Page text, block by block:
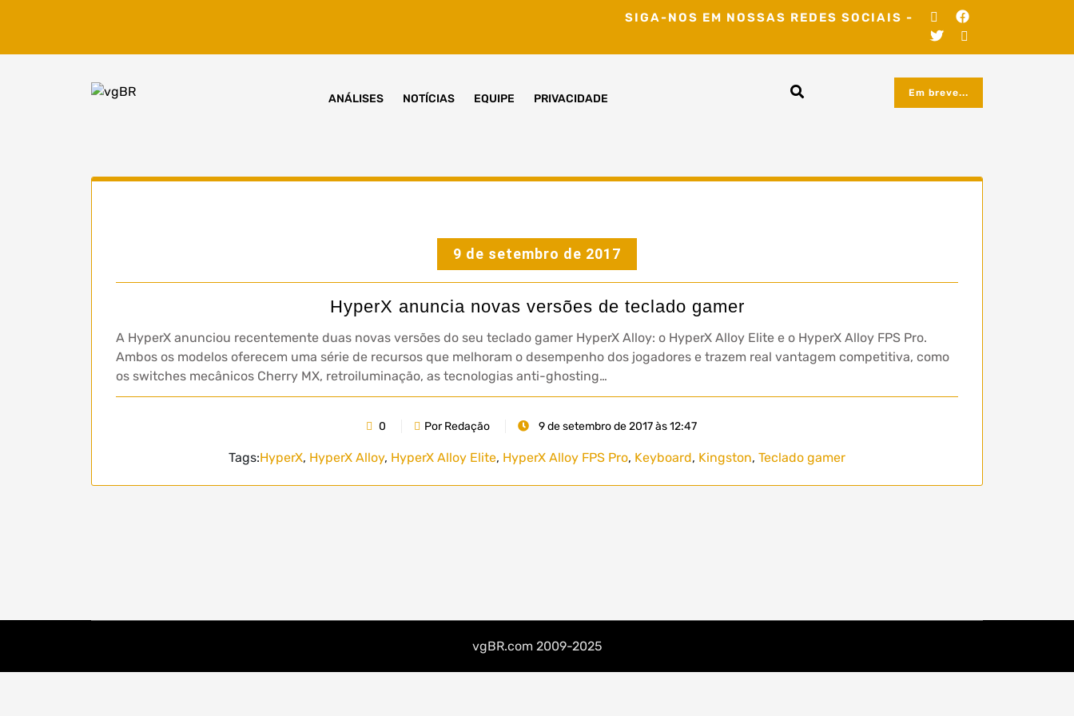
SIGA-NOS EM NOSSAS REDES SOCIAIS -
ANÁLISES NOTÍCIAS EQUIPE PRIVACIDADE Em breve...
9 de setembro de 2017
HyperX anuncia novas versões de teclado gamer
A HyperX anunciou recentemente duas novas versões do seu teclado gamer HyperX Alloy: o HyperX Alloy Elite e o HyperX Alloy FPS Pro.
Ambos os modelos oferecem uma série de recursos que melhoram o desempenho dos jogadores e trazem real vantagem competitiva, como
os switches mecânicos Cherry MX, retroiluminação, as tecnologias anti-ghosting…
0 Por Redação 9 de setembro de 2017 às 12:47
Tags:HyperX, HyperX Alloy, HyperX Alloy Elite, HyperX Alloy FPS Pro, Keyboard, Kingston, Teclado gamer
vgBR.com 2009-2025